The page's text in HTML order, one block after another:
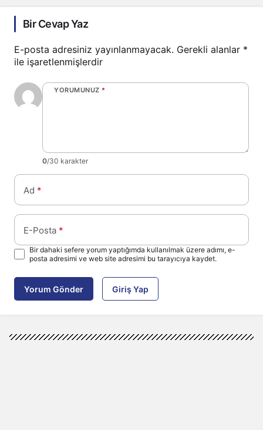
Bir Cevap Yaz
E-posta adresiniz yayınlanmayacak. Gerekli alanlar *
ile işaretlenmişlerdir
YORUMUNUZ *
0/30 karakter
Ad *
E-Posta *
Bir dahaki sefere yorum yaptığımda kullanılmak üzere adımı, e-
posta adresimi ve web site adresimi bu tarayıcıya kaydet.
Yorum Gönder Giriş Yap